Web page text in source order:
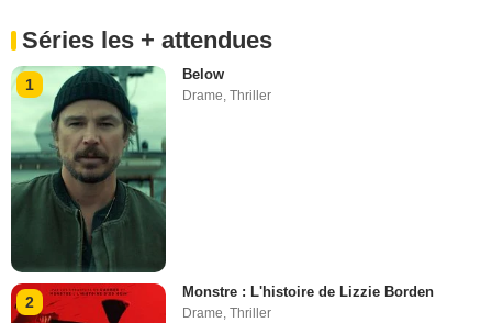
Séries les + attendues
1
Below
Drame,Thriller
2
Monstre : L'histoire de Lizzie Borden
Drame,Thriller